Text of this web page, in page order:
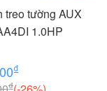
treo tường AUX
1.0HP
₫
₫